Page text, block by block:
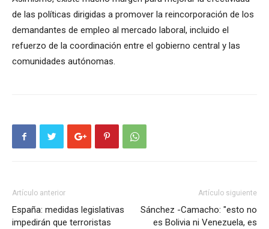
de las políticas dirigidas a promover la reincorporación de los
demandantes de empleo al mercado laboral, incluido el
refuerzo de la coordinación entre el gobierno central y las
comunidades autónomas.
Artículo anterior
España: medidas legislativas
impedirán que terroristas
Artículo siguiente
Sánchez -Camacho: "esto no
es Bolivia ni Venezuela, es